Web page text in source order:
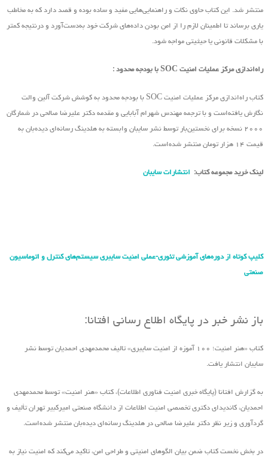
منتشر شد. این کتاب حاوی نکات و راهنمایی‌هایی مفید و ساده بوده و قصد دارد که به مخاطب
یاری برساند تا اطمینان لازم را از امن بودن داده‌های شرکت خود به‌دست‌آورد و درنتیجه کمتر
با مشکلات قانونی یا حیثیتی مواجه شود.
راه‌اندازی مرکز عملیات امنیت SOC با بودجه محدود :
کتاب راه‌اندازی مرکز عملیات امنیت SOC با بودجه محدود به کوشش شرکت آلین والت
نگارش یافته‌است و با ترجمه مهندس شهرام آبابایی و مقدمه دکتر علیرضا صالحی در شمارگان
۲۰۰۰ نسخه برای نخستین‌بار توسط نشر سایبان وابسته به هلدینگ رسانه‌ای دیده‌بان به
قیمت ۱۴ هزار تومان منتشر شده‌است.
لینک خرید مجموعه کتاب: انتشارات سایبان
کلیپ کوتاه از دوره‌های آموزشی تئوری-عملی امنیت سایبری سیستم‌های کنترل و اتوماسیون
صنعتی
باز نشر خبر در پایگاه اطلاع رسانی افتانا:
کتاب «هنر امنیت؛ ۱۰۰ آموزه از امنیت سایبری» تالیف محمدمهدی احمدیان توسط نشر
سایبان انتشار یافت.
به گزارش افتانا (پایگاه خبری امنیت فناوری اطلاعات)، کتاب «هنر امنیت» توسط محمدمهدی
احمدیان، کاندیدای دکتری تخصصی امنیت اطلاعات از دانشگاه صنعتی امیرکبیر تهران تألیف و
گردآوری و زیر نظر دکتر علیرضا صالحی در هلدینگ رسانه‌ای دیده‌بان منتشر شده‌است.
در بخش نخست کتاب ضمن بیان الگوهای امنیتی و طراحی امن، تاکید می‌کند که امنیت نیاز به